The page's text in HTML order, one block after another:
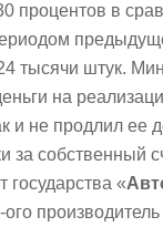
процентов в
тысячи штук.
на
и не продлил ее
за собственный
государства «